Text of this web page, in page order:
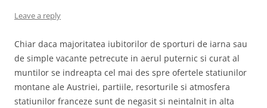
Leave a reply
Chiar daca majoritatea iubitorilor de sporturi de iarna sau
de simple vacante petrecute in aerul puternic si curat al
muntilor se indreapta cel mai des spre ofertele statiunilor
montane ale Austriei, partiile, resorturile si atmosfera
statiunilor franceze sunt de negasit si neintalnit in alta